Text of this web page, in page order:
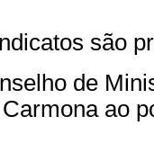
são
de
ao